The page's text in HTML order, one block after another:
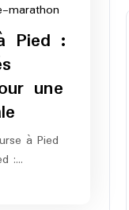
marathon
marathon
Pied :
une
à Pied
:…